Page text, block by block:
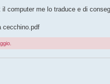
computer me lo traduce e di
cecchino.pdf